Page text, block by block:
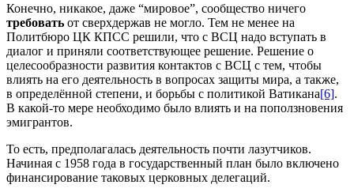
Конечно, никакое, даже “мировое”, сообщество ничего
требовать от сверхдержав не могло. Тем не менее на
Политбюро ЦК КПСС решили, что с ВСЦ надо вступать в
диалог и приняли соответствующее решение. Решение о
целесообразности развития контактов с ВСЦ с тем, чтобы
влиять на его деятельность в вопросах защиты мира, а также,
в определённой степени, и борьбы с политикой Ватикана[6].
В какой‑то мере необходимо было влиять и на поползновения
эмигрантов.
То есть, предполагалась деятельность почти лазутчиков.
Начиная с 1958 года в государственный план было включено
финансирование таковых церковных делегаций.